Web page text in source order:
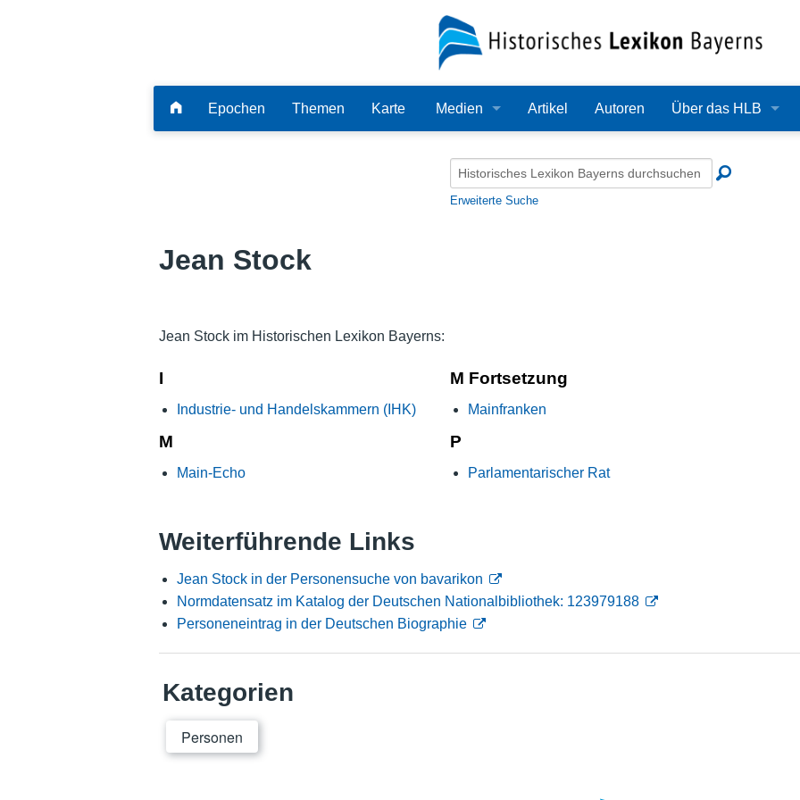
Epochen Themen Karte Medien
Audio
Artikel Autoren Über das HLB
Redaktion
Erweiterte Suche
Jean Stock
Jean Stock im Historischen Lexikon Bayerns:
I
Industrie- und Handelskammern (IHK)
M
Main-Echo
M Fortsetzung
Mainfranken
P
Parlamentarischer Rat
Weiterführende Links
Jean Stock in der Personensuche von bavarikon
Normdatensatz im Katalog der Deutschen Nationalbibliothek: 123979188
Personeneintrag in der Deutschen Biographie
Kategorien
Personen